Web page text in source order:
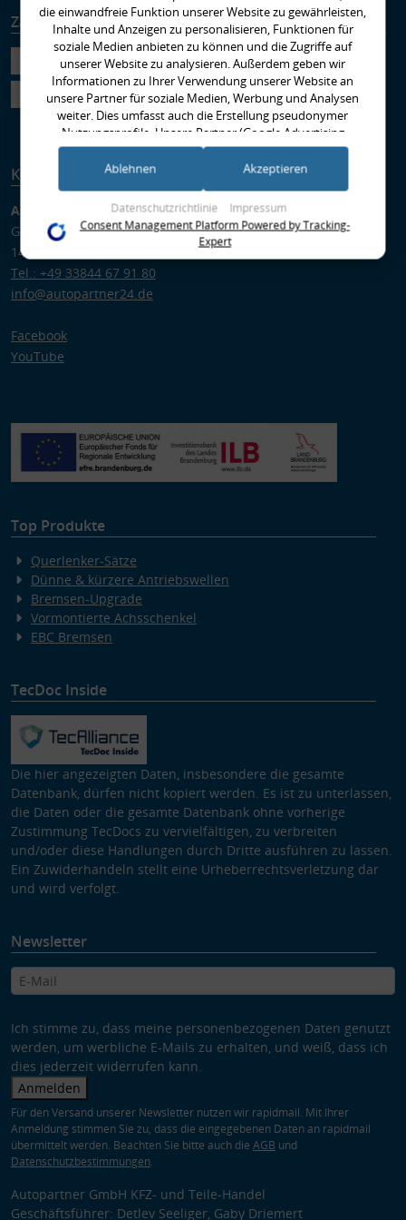
Zahlungsarten Versandarten
Kontakt
Autopartner GmbH
Gregor-von-Brück-Ring 1
14822 Brück
Tel.: +49 33844 67 91 80
info@autopartner24.de
Facebook
YouTube
Top Produkte
Querlenker-Sätze
Dünne & kürzere Antriebswellen
Bremsen-Upgrade
Vormontierte Achsschenkel
EBC Bremsen
TecDoc Inside
Die hier angezeigten Daten, insbesondere die gesamte
Datenbank, dürfen nicht kopiert werden. Es ist zu unterlassen,
die Daten oder die gesamte Datenbank ohne vorherige
Zustimmung TecDocs zu vervielfältigen, zu verbreiten
und/oder diese Handlungen durch Dritte ausführen zu lassen.
Ein Zuwiderhandeln stellt eine Urheberrechtsverletzung dar
und wird verfolgt.
Newsletter
Ich stimme zu, dass meine personenbezogenen Daten genutzt
werden, um werbliche E-Mails zu erhalten, und weiß, dass ich
dies jederzeit widerrufen kann.
Anmelden
Für den Versand unserer Newsletter nutzen wir rapidmail. Mit Ihrer
Anmeldung stimmen Sie zu, dass die eingegebenen Daten an rapidmail
übermittelt werden. Beachten Sie bitte auch die AGB und
Datenschutzbestimmungen.
Autopartner GmbH KFZ- und Teile-Handel
Geschäftsführer: Detlev Seeliger, Gaby Driemert
die einwandfreie Funktion unserer Website zu gewährleisten,
Inhalte und Anzeigen zu personalisieren, Funktionen für
soziale Medien anbieten zu können und die Zugriffe auf
unserer Website zu analysieren. Außerdem geben wir
Informationen zu Ihrer Verwendung unserer Website an
unsere Partner für soziale Medien, Werbung und Analysen
weiter. Dies umfasst auch die Erstellung pseudonymer
Nutzungsprofile. Unsere Partner (Google Advertising
Products) führen diese Informationen möglicherweise mit
weiteren Daten zusammen, die Sie ihnen bereitgestellt haben
im Rahmen Ihrer Nutzung der Dienste gesammelt haben
(bspw. Nutzungsdaten anderer Geräte). Ihre Einwilligung zur
Nutzung von Cookies und Pixeln können Sie jederzeit
widerrufen, indem Sie auf den Datenschutz-Button links
unten klicken und dort die entsprechenden Anpassungen
Speichern von oder Zugriff auf Informationen auf einem Endgerät
Verwendung reduzierter Daten zur Auswahl von Werbeanzeigen
Messung der Werbeleistung
Messung der Performance von Inhalten
Analyse von Zielgruppen durch Statistiken oder Kombinationen
Besondere Features:
Verwendung genauer Standortdaten
Endgeräteeigenschaften zur Identifikation aktiv abfragen
Datenschutzrichtlinie Impressum
Ablehnen Akzeptieren
Consent Management Platform Powered by Tracking-
Expert